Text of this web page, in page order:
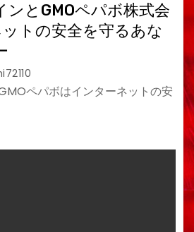
ンとGMOペパボ株式会
トの安全を守るあな
ペパボはインターネットの安